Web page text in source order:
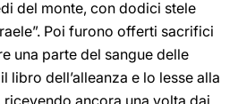
del monte, con dodici stele
Poi furono offerti sacrifici
una parte del sangue delle
libro dell’alleanza e lo lesse alla
ricevendo ancora una volta dai